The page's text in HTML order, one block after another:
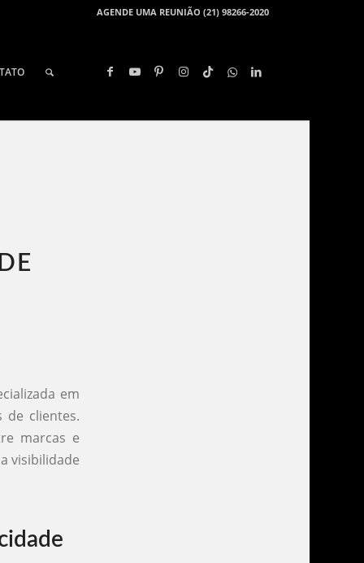
AGENDE UMA REUNIÃO (21) 98266-2020
em
de clientes.
marcas e
visibilidade